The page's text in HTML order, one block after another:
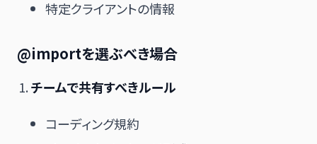
特定クライアントの情報
@importを選ぶべき場合
チームで共有すべきルール
コーディング規約